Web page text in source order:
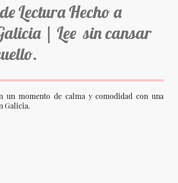
Lectura Hecho a
| Lee sin cansar
un momento de calma y comodidad con una
Galicia.